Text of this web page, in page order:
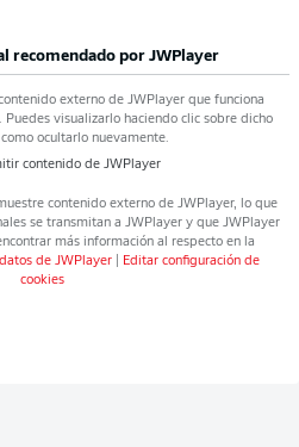
recomendado por JWPlayer
externo de JWPlayerque funciona
visualizarlo haciendo clic sobre dicho
ocultarlo nuevamente.
contenido de JWPlayer
contenido externo de JWPlayer, lo que
se transmitan a JWPlayery que JWPlayer
más información al respecto en la
de JWPlayer
Editar configuración de
cookies